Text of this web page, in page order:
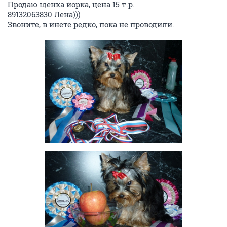
Продаю щенка йорка, цена 15 т.р.
89132063830 Лена)))
Звоните, в инете редко, пока не проводили.